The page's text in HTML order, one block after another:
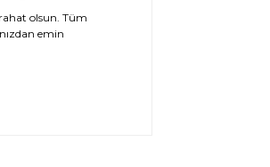
olsun. Tüm
emin